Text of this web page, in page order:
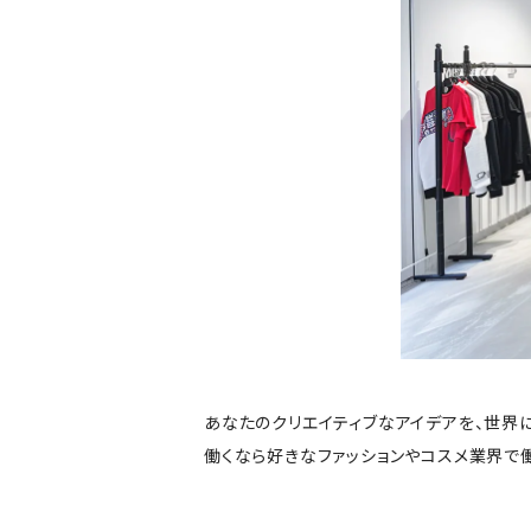
あなたのクリエイティブなアイデアを、世界
働くなら好きなファッションやコスメ業界